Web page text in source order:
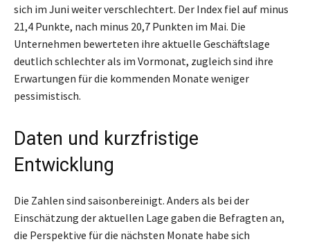
sich im Juni weiter verschlechtert. Der Index fiel auf minus
21,4 Punkte, nach minus 20,7 Punkten im Mai. Die
Unternehmen bewerteten ihre aktuelle Geschäftslage
deutlich schlechter als im Vormonat, zugleich sind ihre
Erwartungen für die kommenden Monate weniger
pessimistisch.
Daten und kurzfristige
Entwicklung
Die Zahlen sind saisonbereinigt. Anders als bei der
Einschätzung der aktuellen Lage gaben die Befragten an,
die Perspektive für die nächsten Monate habe sich